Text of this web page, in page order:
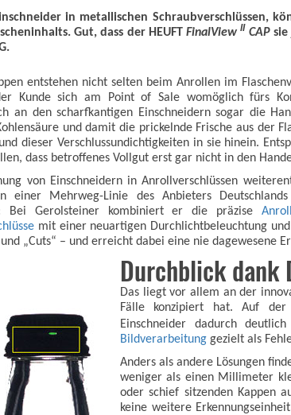
in metallischen
Gut, dass der HEUFTFinalViewII CAPsie
entstehen nicht selten beim Anrollen im
Kunde sich am Point of Sale womöglich fürs
an den scharfkantigen Einschneidern sogar die
und damit die prickelnde Frische aus der
dieser Verschlussundichtigkeiten in sie hinein.
dass betroffenes Vollgut erst gar nicht in den
von Einschneidern in Anrollverschlüssen
Mehrweg-Linie des Anbieters Deutschlands
Bei Gerolsteiner kombiniert er die präzise
mit einer neuartigen Durchlichtbeleuchtung
„Cuts“ – und erreicht dabei eine nie dagewesene
Durchblick dank
Das liegt vor allem an der
Fälle konzipiert hat. Auf der
Einschneider dadurch
Bildverarbeitung gezielt als
Anders als andere Lösungen
weniger als einen Millimeter
oder schief sitzenden Kappen
keine weitere